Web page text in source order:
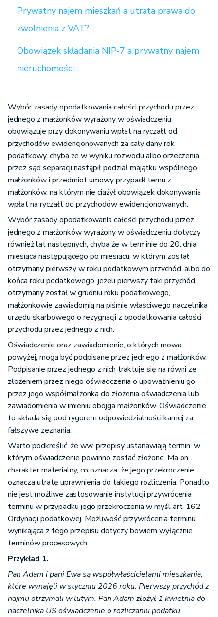
Prywatny najem mieszkań a utrata prawa do
zwolnienia z VAT?
Obowiązek składania NIP-7 a prywatny najem
nieruchomości
Wybór zasady opodatkowania całości przychodu przez
jednego z małżonków wyrażony w oświadczeniu
obowiązuje przy dokonywaniu wpłat na ryczałt od
przychodów ewidencjonowanych za cały dany rok
podatkowy, chyba że w wyniku rozwodu albo orzeczenia
przez sąd separacji nastąpił podział majątku wspólnego
małżonków i przedmiot umowy przypadł temu z
małżonków, na którym nie ciążył obowiązek dokonywania
wpłat na ryczałt od przychodów ewidencjonowanych.
Wybór zasady opodatkowania całości przychodu przez
jednego z małżonków wyrażony w oświadczeniu dotyczy
również lat następnych, chyba że w terminie do 20. dnia
miesiąca następującego po miesiącu, w którym został
otrzymany pierwszy w roku podatkowym przychód, albo do
końca roku podatkowego, jeżeli pierwszy taki przychód
otrzymany został w grudniu roku podatkowego,
małżonkowie zawiadomią na piśmie właściwego naczelnika
urzędu skarbowego o rezygnacji z opodatkowania całości
przychodu przez jednego z nich.
Oświadczenie oraz zawiadomienie, o których mowa
powyżej, mogą być podpisane przez jednego z małżonków.
Podpisanie przez jednego z nich traktuje się na równi ze
złożeniem przez niego oświadczenia o upoważnieniu go
przez jego współmałżonka do złożenia oświadczenia lub
zawiadomienia w imieniu obojga małżonków. Oświadczenie
to składa się pod rygorem odpowiedzialności karnej za
fałszywe zeznania.
Warto podkreślić, że ww. przepisy ustanawiają termin, w
którym oświadczenie powinno zostać złożone. Ma on
charakter materialny, co oznacza, że jego przekroczenie
oznacza utratę uprawnienia do takiego rozliczenia. Ponadto
nie jest możliwe zastosowanie instytucji przywrócenia
terminu w przypadku jego przekroczenia w myśl art. 162
Ordynacji podatkowej. Możliwość przywrócenia terminu
wynikająca z tego przepisu dotyczy bowiem wyłącznie
terminów procesowych.
Przykład 1.
Pan Adam i pani Ewa są współwłaścicielami mieszkania,
które wynajęli w styczniu 2026 roku. Pierwszy przychód z
najmu otrzymali w lutym. Pan Adam złożył 1 kwietnia do
naczelnika US oświadczenie o rozliczaniu podatku